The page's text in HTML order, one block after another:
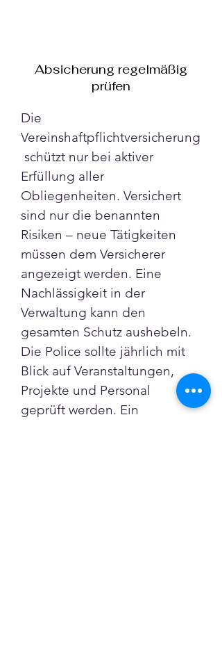
Absicherung regelmäßig
prüfen
Die
Vereinshaftpflichtversicherung
schützt nur bei aktiver
Erfüllung aller
Obliegenheiten. Versichert
sind nur die benannten
Risiken – neue Tätigkeiten
müssen dem Versicherer
angezeigt werden. Eine
Nachlässigkeit in der
Verwaltung kann den
gesamten Schutz aushebeln.
Die Police sollte jährlich mit
Blick auf Veranstaltungen,
Projekte und Personal
geprüft werden. Ein